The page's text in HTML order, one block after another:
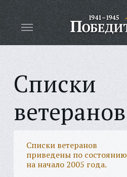
Списки
ветеранов
Списки ветеранов
приведены по состоянию
на начало 2005 года.